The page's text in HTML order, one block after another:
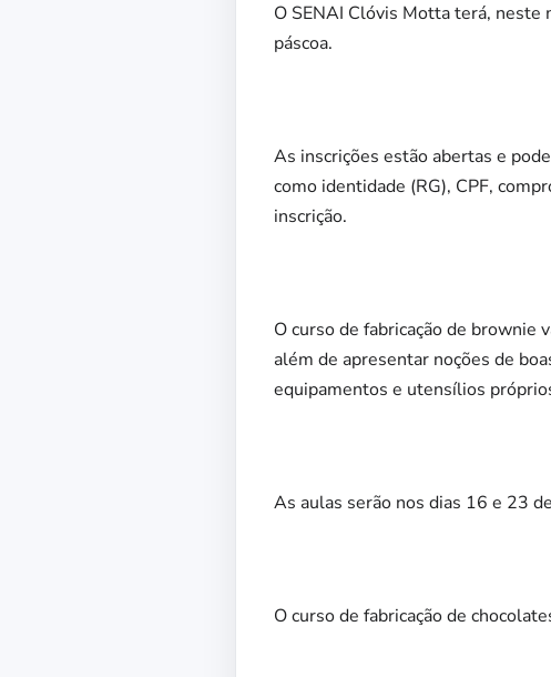
O SENAI Clóvis Motta terá, neste
páscoa.
As inscrições estão abertas e
como identidade (RG), CPF,
inscrição.
O curso de fabricação de brownie
além de apresentar noções de
equipamentos e utensílios
As aulas serão nos dias 16 e 23
O curso de fabricação de